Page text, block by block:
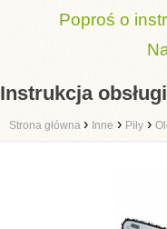
Poproś o
Instrukcja
Strona główna › Inne › Piły ›